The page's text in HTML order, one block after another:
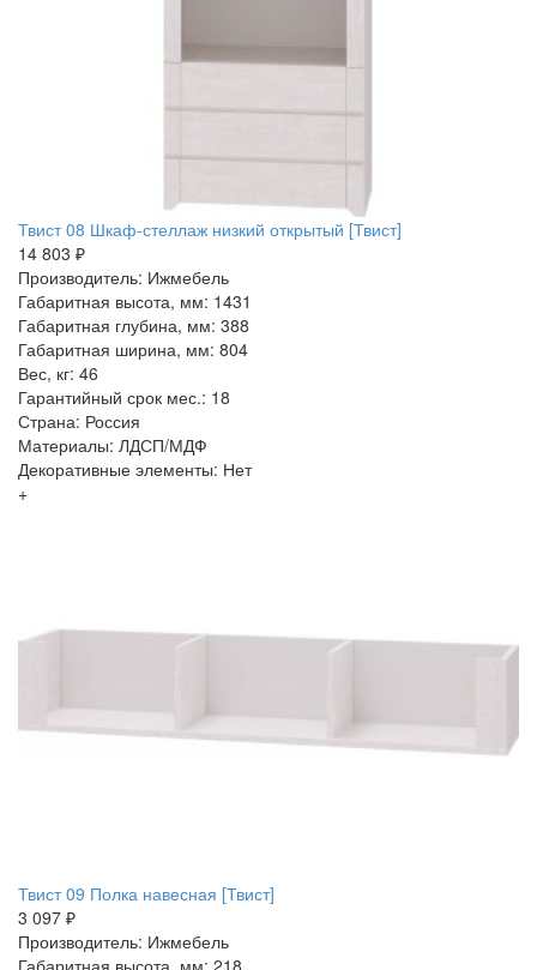
Твист 08 Шкаф-стеллаж низкий открытый [Твист]
14 803 ₽
Производитель: Ижмебель
Габаритная высота, мм: 1431
Габаритная глубина, мм: 388
Габаритная ширина, мм: 804
Вес, кг: 46
Гарантийный срок мес.: 18
Страна: Россия
Материалы: ЛДСП/МДФ
Декоративные элементы: Нет
+
Твист 09 Полка навесная [Твист]
3 097 ₽
Производитель: Ижмебель
Габаритная высота, мм: 218